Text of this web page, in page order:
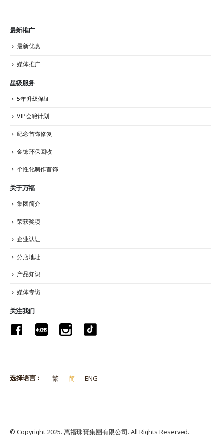
最新推广
最新优惠
媒体推广
星级服务
5年升级保证
VIP会籍计划
纪念首饰修复
金饰环保回收
个性化制作首饰
关于万福
集团简介
荣获奖项
企业认证
分店地址
产品知识
媒体专访
关注我们
选择语言： 繁 简 ENG
© Copyright 2025. 萬福珠寶集團有限公司. All Rights Reserved.